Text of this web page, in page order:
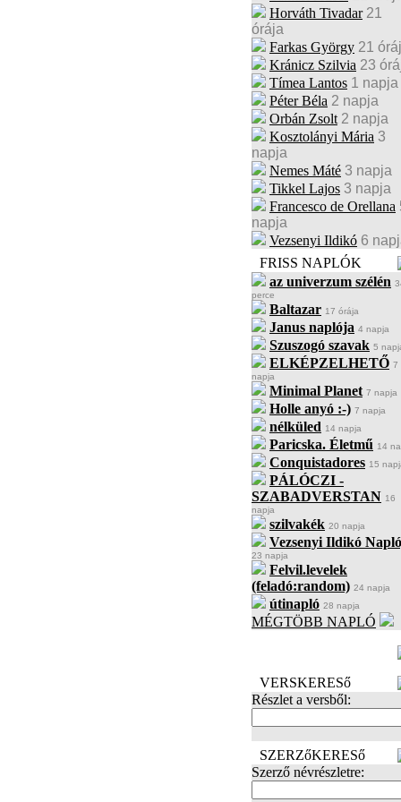
Horváth Tivadar 21
órája
Farkas György 21
Kránicz Szilvia 23
Tímea Lantos 1 napja
Péter Béla 2 napja
Orbán Zsolt 2 napja
Kosztolányi Mária 3
napja
Nemes Máté 3 napja
Tikkel Lajos 3 napja
Francesco de Orellana
napja
Vezsenyi Ildikó 6
FRISS NAPLÓK
az univerzum szélén
perce
Baltazar 17 órája
Janus naplója 4 napja
Szuszogó szavak 5
ELKÉPZELHETŐ 7
napja
Minimal Planet 7 napja
Holle anyó :-) 7 napja
nélküled 14 napja
Paricska. Életmű 14
Conquistadores 15
PÁLÓCZI -
SZABADVERSTAN 16
napja
szilvakék 20 napja
Vezsenyi Ildikó
23 napja
Felvil.levelek
(feladó:random) 24 napja
útinapló 28 napja
MÉGTÖBB NAPLÓ
VERSKERESő
Részlet a versből:
SZERZőKERESő
Szerző névrészletre: